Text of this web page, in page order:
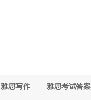
雅思写作 雅思考试答案